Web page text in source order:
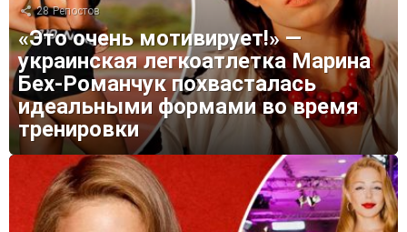
28 Репостов
«Это очень мотивирует!» —
украинская легкоатлетка Марина
Бех-Романчук похвасталась
идеальными формами во время
тренировки